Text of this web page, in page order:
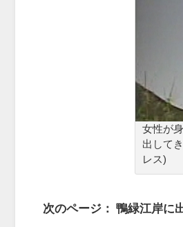
女性が
出して
レス)
次のページ： 鴨緑江岸に